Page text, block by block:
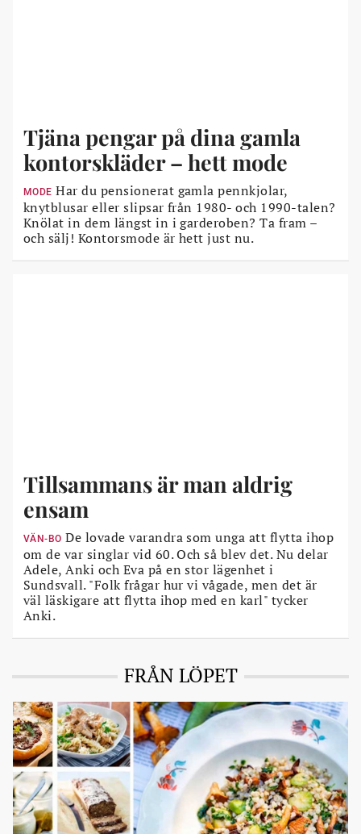
Tjäna pengar på dina gamla
kontorskläder – hett mode
MODE Har du pensionerat gamla pennkjolar,
knytblusar eller slipsar från 1980- och 1990-talen?
Knölat in dem längst in i garderoben? Ta fram –
och sälj! Kontorsmode är hett just nu.
Tillsammans är man aldrig
ensam
VÄN-BO De lovade varandra som unga att flytta ihop
om de var singlar vid 60. Och så blev det. Nu delar
Adele, Anki och Eva på en stor lägenhet i
Sundsvall. "Folk frågar hur vi vågade, men det är
väl läskigare att flytta ihop med en karl" tycker
Anki.
FRÅN LÖPET